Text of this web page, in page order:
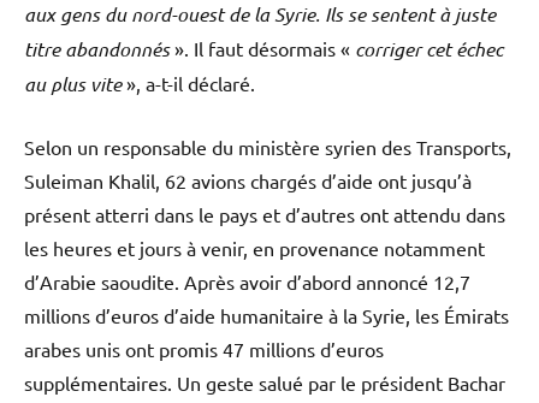
aux gens du nord-ouest de la Syrie. Ils se sentent à juste
titre abandonnés». Il faut désormais « corriger cet échec
au plus vite», a-t-il déclaré.
Selon un responsable du ministère syrien des Transports,
Suleiman Khalil, 62 avions chargés d’aide ont jusqu’à
présent atterri dans le pays et d’autres ont attendu dans
les heures et jours à venir, en provenance notamment
d’Arabie saoudite. Après avoir d’abord annoncé 12,7
millions d’euros d’aide humanitaire à la Syrie, les Émirats
arabes unis ont promis 47 millions d’euros
supplémentaires. Un geste salué par le président Bachar